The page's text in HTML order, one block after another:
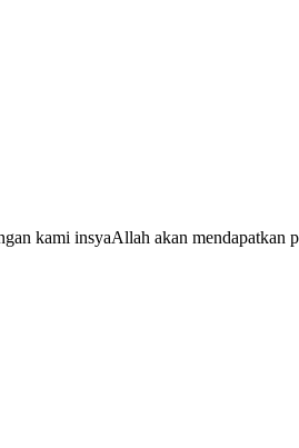
kami insyaAllah akan mendapatkan